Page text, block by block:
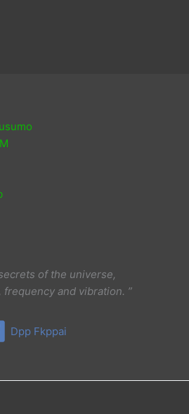
of the universe,
and vibration. ”
Dpp Fkppai